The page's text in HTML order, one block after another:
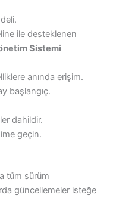
ile desteklenen
Sistemi
anında erişim.
başlangıç.
dahildir.
geçin.
tüm sürüm
güncellemeler isteğe